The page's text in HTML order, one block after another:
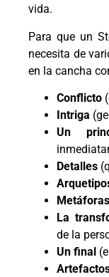
vida.
Para que un
necesita de
en la cancha
Conflicto
Intriga
Un
Detalles
Metáforas
La
de la
Un final